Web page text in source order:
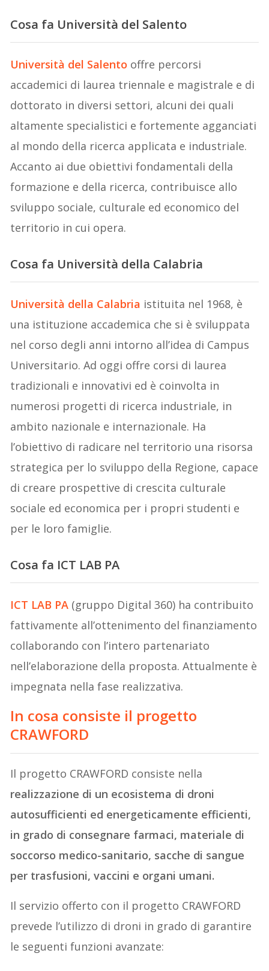
Cosa fa Università del Salento
Università del Salento offre percorsi
accademici di laurea triennale e magistrale e di
dottorato in diversi settori, alcuni dei quali
altamente specialistici e fortemente agganciati
al mondo della ricerca applicata e industriale.
Accanto ai due obiettivi fondamentali della
formazione e della ricerca, contribuisce allo
sviluppo sociale, culturale ed economico del
territorio in cui opera.
Cosa fa Università della Calabria
Università della Calabria istituita nel 1968, è
una istituzione accademica che si è sviluppata
nel corso degli anni intorno all’idea di Campus
Universitario. Ad oggi offre corsi di laurea
tradizionali e innovativi ed è coinvolta in
numerosi progetti di ricerca industriale, in
ambito nazionale e internazionale. Ha
l’obiettivo di radicare nel territorio una risorsa
strategica per lo sviluppo della Regione, capace
di creare prospettive di crescita culturale
sociale ed economica per i propri studenti e
per le loro famiglie.
Cosa fa ICT LAB PA
ICT LAB PA (gruppo Digital 360) ha contribuito
fattivamente all’ottenimento del finanziamento
collaborando con l’intero partenariato
nell’elaborazione della proposta. Attualmente è
impegnata nella fase realizzativa.
In cosa consiste il progetto
CRAWFORD
Il progetto CRAWFORD consiste nella
realizzazione di un ecosistema di droni
autosufficienti ed energeticamente efficienti,
in grado di consegnare farmaci, materiale di
soccorso medico-sanitario, sacche di sangue
per trasfusioni, vaccini e organi umani.
Il servizio offerto con il progetto CRAWFORD
prevede l’utilizzo di droni in grado di garantire
le seguenti funzioni avanzate: